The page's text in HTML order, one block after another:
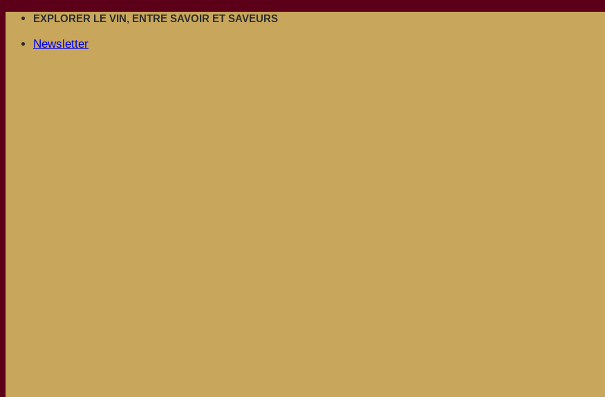
Passer
contenu
EXPLORER LE VIN, ENTRE SAVOIR ET SAVEURS
Newsletter